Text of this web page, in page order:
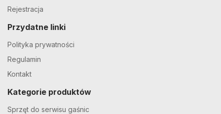
Rejestracja
Przydatne linki
Polityka prywatności
Regulamin
Kontakt
Kategorie produktów
Sprzęt do serwisu gaśnic